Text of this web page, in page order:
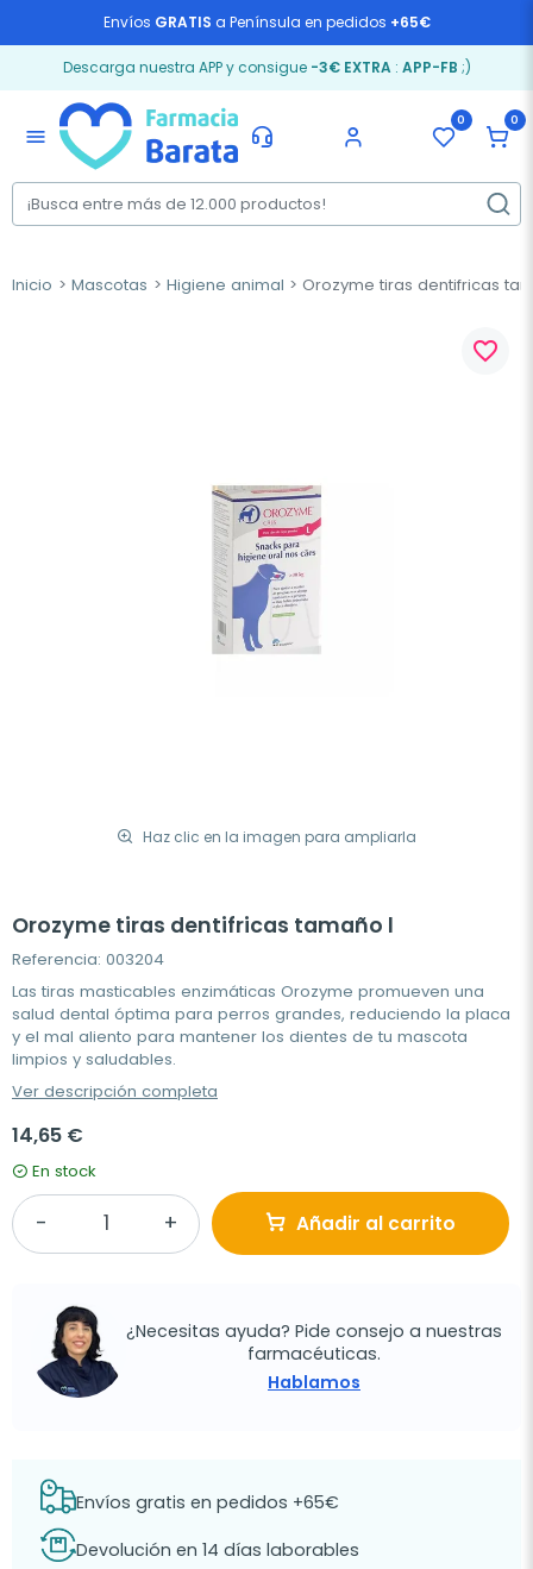
Envíos GRATIS a Península en pedidos +65€
Descarga nuestra APP y consigue -3€ EXTRA: APP-FB ;)
menu
0 0
Inicio Mascotas Higiene animal Orozyme tiras dentifricas
Haz clic en la imagen para ampliarla
favorite_border
Orozyme tiras dentifricas tamaño l
Referencia: 003204
Las tiras masticables enzimáticas Orozyme promueven una
salud dental óptima para perros grandes, reduciendo la placa
y el mal aliento para mantener los dientes de tu mascota
limpios y saludables.
Ver descripción completa
14,65 €
En stock
Añadir al carrito
¿Necesitas ayuda? Pide consejo a nuestras
farmacéuticas.
Hablamos
Envíos gratis en pedidos +65€
Devolución en 14 días laborables